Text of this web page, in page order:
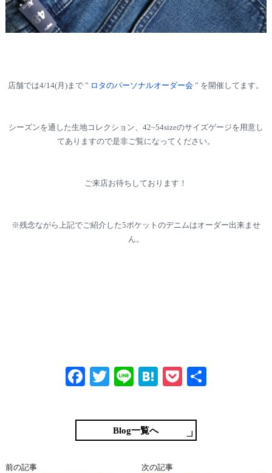
店舗では4/14(月)まで ” ロタのパーソナルオーダー会 ” を開催してます。
シーズンを通した生地コレクション、42~54sizeのサイズゲージを用意し
てありますので是非ご覧になってください。
ご来店お待ちしております！
※残念ながら上記でご紹介した5ポケットのデニムはオーダー出来ませ
ん。
Fa
bo
ok
T
tte
r
Li
H
en
a
P
ke
t
Blog一覧へ
前の記事 次の記事